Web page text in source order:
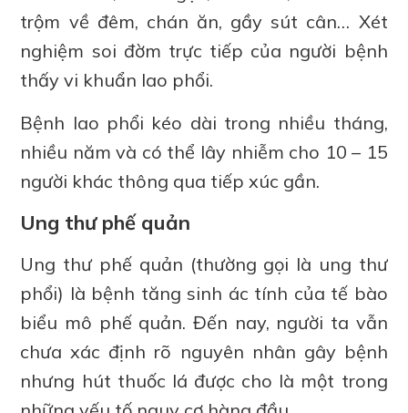
trộm về đêm, chán ăn, gầy sút cân… Xét
nghiệm soi đờm trực tiếp của người bệnh
thấy vi khuẩn lao phổi.
Bệnh lao phổi kéo dài trong nhiều tháng,
nhiều năm và có thể lây nhiễm cho 10 – 15
người khác thông qua tiếp xúc gần.
Ung thư phế quản
Ung thư phế quản (thường gọi là ung thư
phổi) là bệnh tăng sinh ác tính của tế bào
biểu mô phế quản. Đến nay, người ta vẫn
chưa xác định rõ nguyên nhân gây bệnh
nhưng hút thuốc lá được cho là một trong